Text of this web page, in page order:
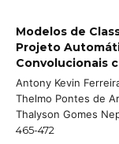
Modelos de
Projeto
Convolucionais
Antony Kevin
Thelmo Pontes de
Thalyson Gomes
465-472